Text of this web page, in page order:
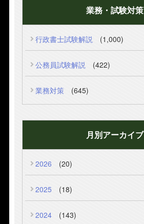
業務・試験対策
行政書士試験解説 (1,000)
公務員試験解説 (422)
業務対策 (645)
月別アーカイブ
2026 (20)
2025 (18)
2024 (143)